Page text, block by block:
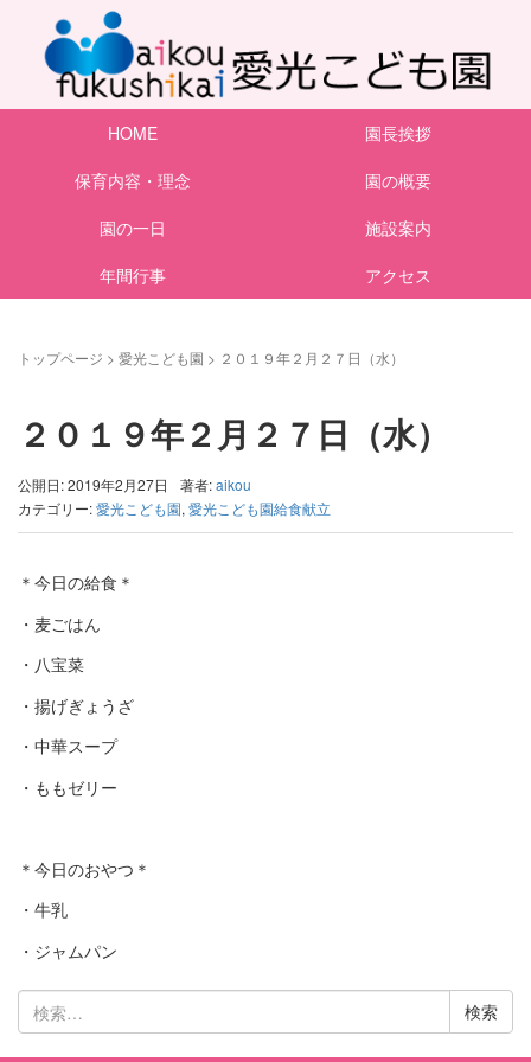
HOME
園長挨拶
保育内容・理念
園の概要
園の一日
施設案内
年間行事
アクセス
トップページ > 愛光こども園 > ２０１９年２月２７日（水）
２０１９年２月２７日（水）
公開日: 2019年2月27日 著者:aikou
カテゴリー:愛光こども園, 愛光こども園給食献立
＊今日の給食＊
・麦ごはん
・八宝菜
・揚げぎょうざ
・中華スープ
・ももゼリー
＊今日のおやつ＊
・牛乳
・ジャムパン
検
索: